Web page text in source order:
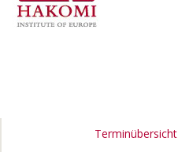
Terminübersicht